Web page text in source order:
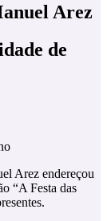
Arez
de
Arez endereçou
“A Festa das